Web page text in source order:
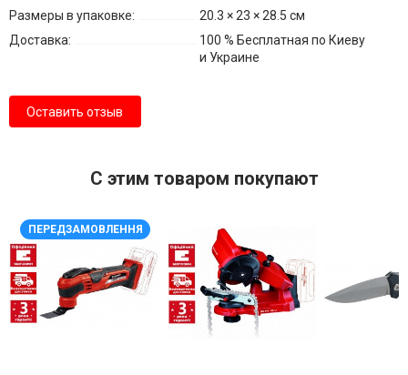
Размеры в упаковке:
20.3 × 23 × 28.5 см
Доставка:
100 % Бесплатная по Киеву
и Украине
Оставить отзыв
С этим товаром покупают
ПЕРЕДЗАМОВЛЕННЯ